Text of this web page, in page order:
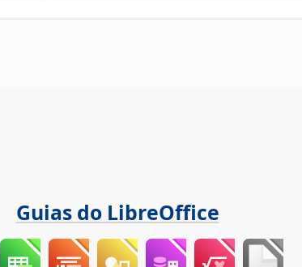
Guias do LibreOffice